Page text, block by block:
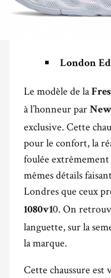
London
Le modèle de la
à l’honneur par
exclusive. Cette
pour le confort, la
foulée
mêmes détails
Londres que ceux
1080v10. On
languette, sur la
la marque.
Cette chaussure